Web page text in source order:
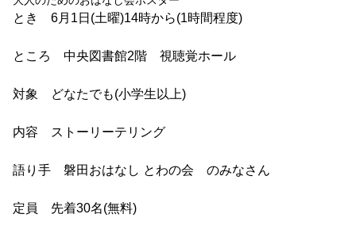
とき 6月1日(土曜)14時から(1時間程度)
ところ 中央図書館2階 視聴覚ホール
対象 どなたでも(小学生以上)
内容 ストーリーテリング
語り手 磐田おはなし とわの会 のみなさん
定員 先着30名(無料)